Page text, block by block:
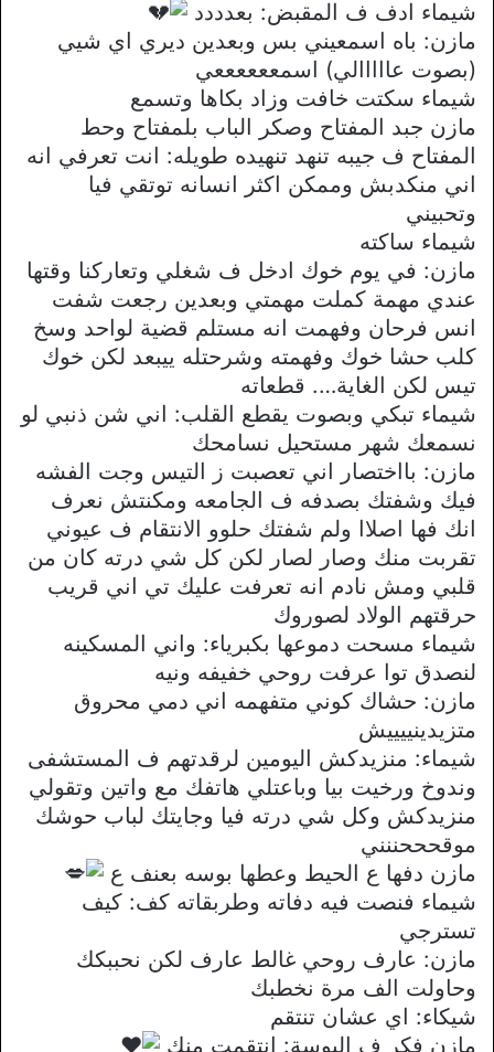
شيماء ادف ف المقبض: بعدددد
مازن: باه اسمعيني بس وبعدين ديري اي شيي
(بصوت عااااالي) اسمععععععي
شيماء سكتت خافت وزاد بكاها وتسمع
مازن جبد المفتاح وصكر الباب بلمفتاح وحط
المفتاح ف جيبه تنهد تنهيده طويله: انت تعرفي انه
اني منكدبش وممكن اكثر انسانه توتقي فيا
وتحبيني
شيماء ساكته
مازن: في يوم خوك ادخل ف شغلي وتعاركنا وقتها
عندي مهمة كملت مهمتي وبعدين رجعت شفت
انس فرحان وفهمت انه مستلم قضية لواحد وسخ
كلب حشا خوك وفهمته وشرحتله ييبعد لكن خوك
تيس لكن الغاية…. قطعاته
شيماء تبكي وبصوت يقطع القلب: اني شن ذنبي لو
نسمعك شهر مستحيل نسامحك
مازن: بااختصار اني تعصبت ز التيس وجت الفشه
فيك وشفتك بصدفه ف الجامعه ومكنتش نعرف
انك فها اصلاا ولم شفتك حلوو الانتقام ف عيوني
تقربت منك وصار لصار لكن كل شي درته كان من
قلبي ومش نادم انه تعرفت عليك تي اني قريب
حرقتهم الولاد لصوروك
شيماء مسحت دموعها بكبرياء: واني المسكينه
لنصدق توا عرفت روحي خفيفه ونيه
مازن: حشاك كوني متفهمه اني دمي محروق
متزيدينييييش
شيماء: منزيدكش اليومين لرقدتهم ف المستشفى
وندوخ ورخيت بيا وباعتلي هاتفك مع واتين وتقولي
منزيدكش وكل شي درته فيا وجايتك لباب حوشك
موقحححننني
مازن دفها ع الحيط وعطها بوسه بعنف ع
شيماء فنصت فيه دفاته وطربقاته كف: كيف
تسترجي
مازن: عارف روحي غالط عارف لكن نحببكك
وحاولت الف مرة نخطبك
شيكاء: اي عشان تنتقم
مازن فكر ف البوسة: انتقمت منك